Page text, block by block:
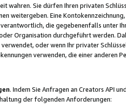
wahren. Sie dürfen Ihren privaten
weitergeben. Eine
die gegebenenfalls unter
Organisation durchgeführt werden.
verwendet, oder wenn Ihr privater
verwenden, die einer anderen
. Indem Sie Anfragen an Creators API
der folgenden Anforderungen: